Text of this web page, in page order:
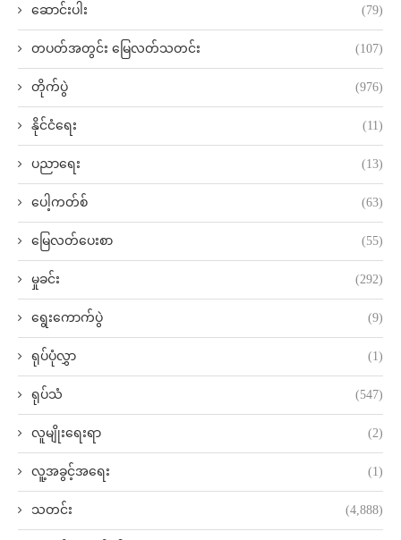
ဆောင်းပါး (79)
တပတ်အတွင်း မြေလတ်သတင်း (107)
တိုက်ပွဲ (976)
နိုင်ငံရေး (11)
ပညာရေး (13)
ပေါ့ကတ်စ် (63)
မြေလတ်ပေးစာ (55)
မှုခင်း (292)
ရွေးကောက်ပွဲ (9)
ရုပ်ပုံလွှာ (1)
ရုပ်သံ (547)
လူမျိုးရေးရာ (2)
လူ့အခွင့်အရေး (1)
သတင်း (4,888)